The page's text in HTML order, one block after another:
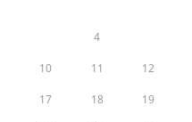
4
10 11 12
17 18 19